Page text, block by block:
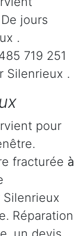
jours
.
719 251
Silenrieux .
pour
fracturée à
Réparation